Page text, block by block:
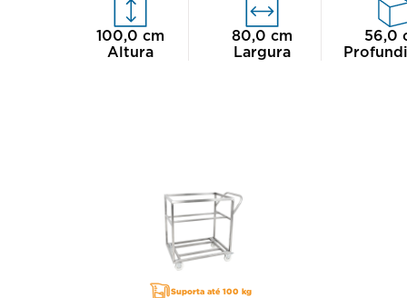
100,0 cm
Altura
80,0 cm
Largura
56,0
Suporta até 100 kg